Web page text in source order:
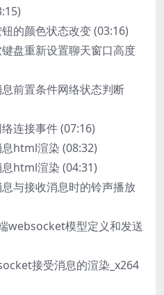
的颜色状态改变 (03:16)
盘重新设置聊天窗口高度
前置条件网络状态判断
连接事件 (07:16)
html渲染 (08:32)
html渲染 (04:31)
与接收消息时的铃声播放
websocket模型定义和发送
接受消息的渲染_x264